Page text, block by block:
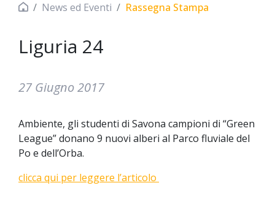
News ed Eventi Rassegna Stampa
Liguria 24
27 Giugno 2017
Ambiente, gli studenti di Savona campioni di “Green
League” donano 9 nuovi alberi al Parco fluviale del
Po e dell’Orba.
clicca qui per leggere l’articolo